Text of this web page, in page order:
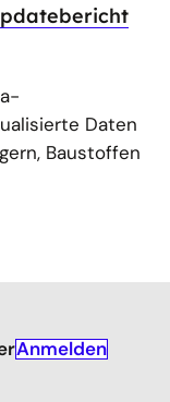
Daten
Baustoffen
Anmelden